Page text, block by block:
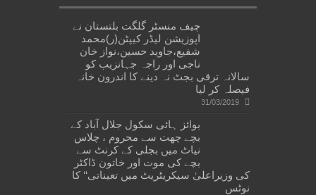
چیف منسٹر گلگت بلتستان نے
اپوزیشن لیڈر کیپٹن(ر)محمد
شفیع،جاوید حسین،نواز خان
ناجی اور راجہ جہانزیب کو
سالانہ ترقی بجٹ نہ دینے کا اندرون خانہ
فیصلہ کر لیا
31/03/2019
بوائز ہائی سکول جلال آباد کے
بچے چھت سے محروم ، چلاس
نیاٹ میں بجلی کے کرنٹ سے
بچے کی موت اور خاتون ڈاکٹر
کی وزیراعلیٰ سیکریٹریٹ میں تعیناتی‘‘ کا
نوٹس